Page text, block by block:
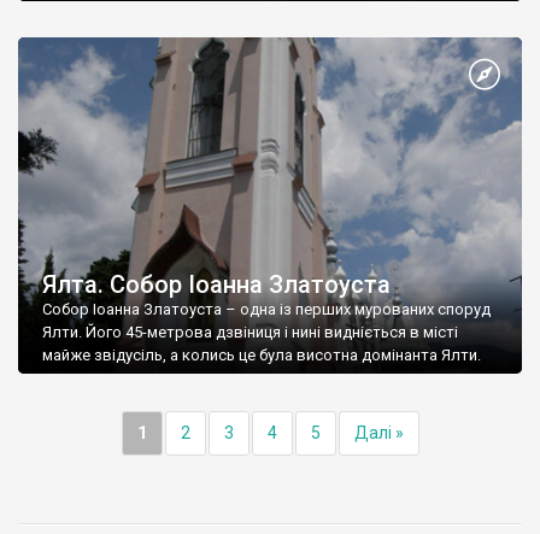
Ялта. Собор Іоанна Златоуста
Собор Іоанна Златоуста – одна із перших мурованих споруд
Ялти. Його 45-метрова дзвіниця і нині видніється в місті
майже звідусіль, а колись це була висотна домінанта Ялти.
1 2 3 4 5 Далі »